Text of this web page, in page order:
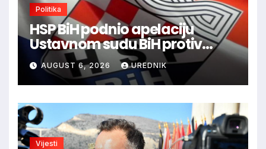
Politika
HSP BiH podnio apelaciju
Ustavnom sudu BiH protiv
ovjere kandidature Slavena
Kovačevića
AUGUST 6, 2026 UREDNIK
Vijesti